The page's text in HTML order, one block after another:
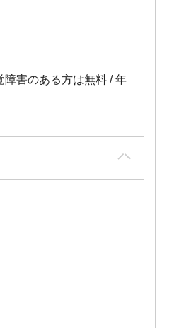
害のある方は無料 / 年